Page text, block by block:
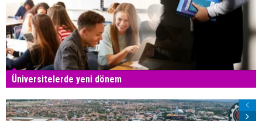
Üniversitelerde yeni dönem